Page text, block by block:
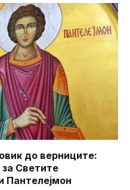
до верниците:
Светите
Пантелејмон